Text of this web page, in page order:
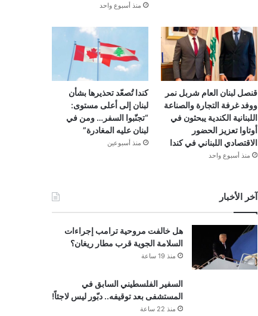
منذ أسبوع واحد
قنصل لبنان العام شربل نمر
ووفد غرفة التجارة والصناعة
اللبنانية الكندية يبحثون في
أوتاوا تعزيز الحضور
الاقتصادي اللبناني في كندا
منذ أسبوع واحد
كندا تُصعّد تحذيرها بشأن
لبنان إلى أعلى مستوى:
“تجنّبوا السفر… ومن في
لبنان عليه المغادرة”
منذ أسبوعين
آخر الأخبار
هل خالفت مروحية ترامب إجراءات
السلامة الجوية قرب مطار ريغان؟
منذ 19 ساعة
السفير الفلسطيني السابق في
المستشفى بعد توقيفه.. دبّور ليس لاجئاً!
منذ 22 ساعة